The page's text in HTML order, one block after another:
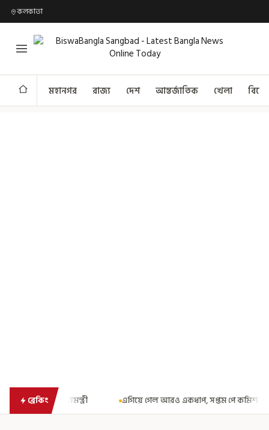
কলকাতা
মহানগর রাজ্য দেশ আন্তর্জাতিক খেলা
ব্রেকিং
এগিয়ে গেল আরও একধাপ, সপ্তম পে কমিশন গঠনের একাধিক শর্ত ঘোষণা করে